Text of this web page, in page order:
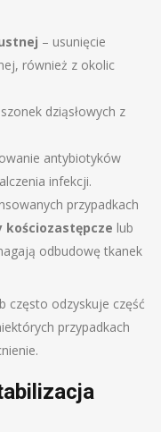
– usunięcie
również z okolic
dziąsłowych z
antybiotyków
infekcji.
przypadkach
kościozastępcze lub
odbudowę tkanek
często odzyskuje część
przypadkach